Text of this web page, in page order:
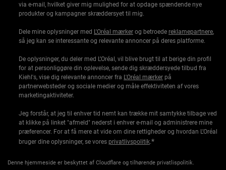
via e-mail, hvilket giver mig mulighed for at opdage spændende nye
produkter og kampagner skræddersyet til mig.
Dele mine oplysninger med L'Oréal mærker og betroede reklamepartnere,
så jeg kan se interessante og relevante annoncer på deres platforme.
De oplysninger, du deler med L’Oréal, vil blive brugt til at berige din profil
for at personliggøre din oplevelse, sende dig skræddersyede tilbud fra
Kiehl's, vise dig relevante annoncer fra L'Oréal mærker på
partnerwebsteder og sociale medier og måle effektiviteten af vores
marketingaktiviteter.
Jeg forstår, at jeg til enhver tid nemt kan trække mit samtykke tilbage ved
at klikke på linket "afmeld" nederst i enhver e-mail og administrere mine
præferencer. For at få mere at vide om dine rettigheder og hvordan L’Oréal
bruger dine oplysninger, se vores privatlivspolitik.*
Denne hjemmeside er beskyttet af Cloudflare og tilhørende privatlispolitik.